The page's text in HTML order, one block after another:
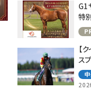
G1
特
【
ス